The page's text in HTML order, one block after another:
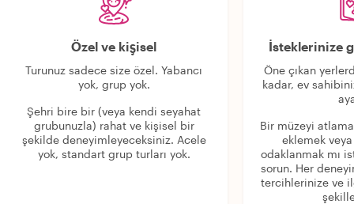
Özel ve kişisel
Turunuz sadece size özel. Yabancı
yok, grup yok.
Şehri bire bir (veya kendi seyahat
grubunuzla) rahat ve kişisel bir
şekilde deneyimleyeceksiniz. Acele
yok, standart grup turları yok.
İsteklerinize
Öne çıkan
kadar, ev
Bir müzeyi
eklemek
odaklanmak mı
sorun. Her
tercihlerinize ve